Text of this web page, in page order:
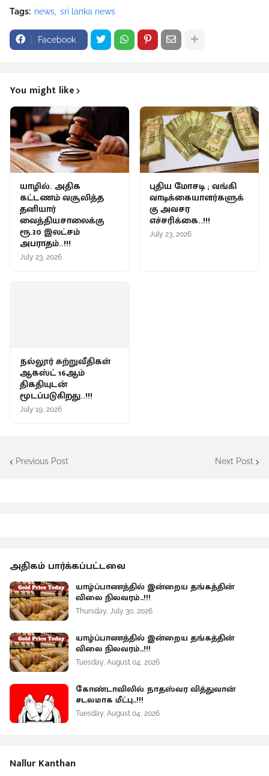
Tags: news sri lanka news
Facebook
You might like
யாழில். அதிக
கட்டணம் வசூலித்த
தனியார்
வைத்தியசாலைக்கு
ரூ.30 இலட்சம்
அபராதம்..!!!
July 23, 2026
புதிய மோசடி ; வங்கி
வாடிக்கையாளர்களுக்
கு அவசர
எச்சரிக்கை..!!!
July 23, 2026
நல்லூர் சுற்றுவீதிகள்
ஆகஸ்ட் 16ஆம்
திகதியுடன்
மூடப்படுகிறது..!!!
July 19, 2026
Previous Post Next Post
அதிகம் பார்க்கப்பட்டவை
யாழ்ப்பாணத்தில் இன்றைய தங்கத்தின்
விலை நிலவரம்..!!!
Thursday, July 30, 2026
யாழ்ப்பாணத்தில் இன்றைய தங்கத்தின்
விலை நிலவரம்..!!!
Tuesday, August 04, 2026
கோண்டாவிலில் நாதஸ்வர வித்துவான்
சடலமாக மீட்பு..!!!
Tuesday, August 04, 2026
Nallur Kanthan